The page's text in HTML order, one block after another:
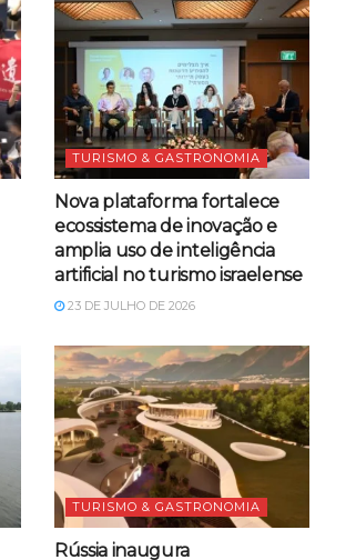
TURISMO & GASTRONOMIA
Nova plataforma fortalece
ecossistema de inovação e
amplia uso de inteligência
artificial no turismo israelense
23 DE JULHO DE 2026
TURISMO & GASTRONOMIA
Rússia inaugura